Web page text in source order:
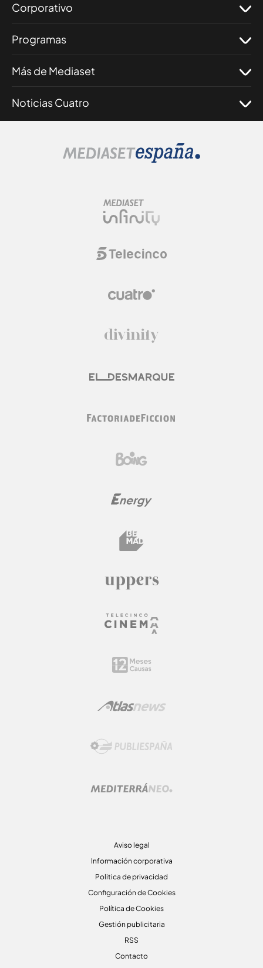
Corporativo
Programas
Más de Mediaset
Noticias Cuatro
Aviso legal
Información corporativa
Politica de privacidad
Configuración de Cookies
Política de Cookies
Gestión publicitaria
RSS
Contacto